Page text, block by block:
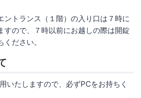
ントランス（１階）の入り口は７時に
すので、７時以前にお越しの際は開錠
ください。
いたしますので、必ずPCをお持ちく